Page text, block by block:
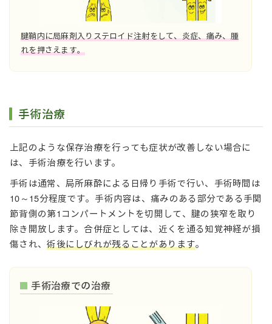
腱鞘内に局麻剤入りステロイド注射をして、炎症、痛み、腫
れを押さえます。
手術治療
上記のような保存治療を行っても症状が改善しない場合に
は、手術治療を行います。
手術は通常、局所麻酔による日帰り手術で行い、手術時間は
10～15分程度です。手術内容は、痛みのある部分である手関
節背側の第1コンパートメントを切開して、腱の狭窄を取り
除き開放します。合併症としては、近くを通る知覚神経が損
傷され、術後にしびれが残ることがあります。
手術治療での治療